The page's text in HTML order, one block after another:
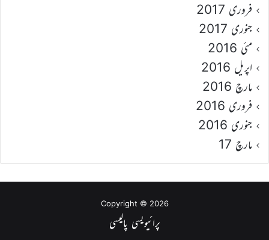
فروری 2017
جنوری 2017
مئی 2016
اپریل 2016
مارچ 2016
فروری 2016
جنوری 2016
مارچ 17
Copyright © 2026
پرائیویسی پالیسی